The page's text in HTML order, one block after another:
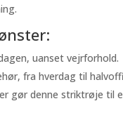
uanset vejrforhold.
fra hverdag til
gør denne striktrøje til